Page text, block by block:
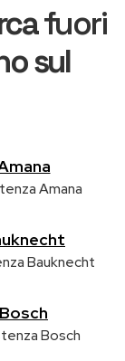
fuori
sul
Amana
Bauknecht
Bosch
Bosch